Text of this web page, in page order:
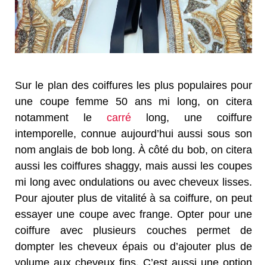
Sur le plan des coiffures les plus populaires pour
une coupe femme 50 ans mi long, on citera
notamment le carré long, une coiffure
intemporelle, connue aujourd’hui aussi sous son
nom anglais de bob long. À côté du bob, on citera
aussi les coiffures shaggy, mais aussi les coupes
mi long avec ondulations ou avec cheveux lisses.
Pour ajouter plus de vitalité à sa coiffure, on peut
essayer une coupe avec frange. Opter pour une
coiffure avec plusieurs couches permet de
dompter les cheveux épais ou d’ajouter plus de